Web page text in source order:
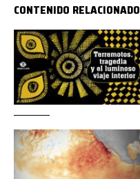
CONTENIDO RELACIONADO